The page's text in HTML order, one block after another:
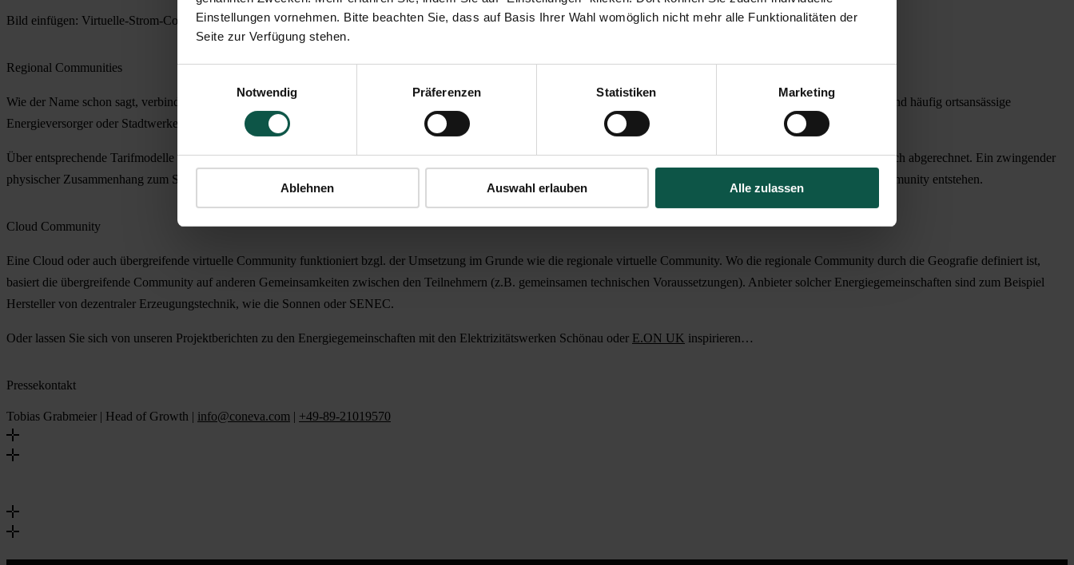
Einstellungen vornehmen. Bitte beachten Sie, dass auf Basis Ihrer Wahl womöglich nicht mehr alle Funktionalitäten der
Seite zur Verfügung stehen.
Notwendig
Präferenzen Statistiken Marketing
Ablehnen Auswahl erlauben Alle zulassen
Bild einfügen: Virtuelle-Strom-Community-Energiegemeinschaft.png
Regional Communities
Wie der Name schon sagt, verbindet eine regionale virtuelle Gemeinschaft Prosumer und Consumer in einer bestimmten Region. Anbieter solcher Versorgungsgemeinschaften sind häufig ortsansässige
Energieversorger oder Stadtwerke, die ihr Produktportfolio im Rahmen der Energiewende weiterentwickeln.
Über entsprechende Tarifmodelle werden Prosumer und Consumer zu einer Community zusammengeschlossen und über regelmäßige Bilanzierung von Erzeugung und Verbrauch abgerechnet. Ein zwingender
physischer Zusammenhang zum Stromversorgungsnetz besteht dabei nicht. Aus einer regionalen virtuellen Community kann über entsprechende Messkonzepte eine lokale Community entstehen.
Cloud Community
Eine Cloud oder auch übergreifende virtuelle Community funktioniert bzgl. der Umsetzung im Grunde wie die regionale virtuelle Community. Wo die regionale Community durch die Geografie definiert ist,
basiert die übergreifende Community auf anderen Gemeinsamkeiten zwischen den Teilnehmern (z.B. gemeinsamen technischen Voraussetzungen). Anbieter solcher Energiegemeinschaften sind zum Beispiel
Hersteller von dezentraler Erzeugungstechnik, wie die Sonnen oder SENEC.
Oder lassen Sie sich von unseren Projektberichten zu den Energiegemeinschaften mit den Elektrizitätswerken Schönau oder E.ON UK inspirieren…
Pressekontakt
Tobias Grabmeier | Head of Growth | info@coneva.com | +49-89-21019570